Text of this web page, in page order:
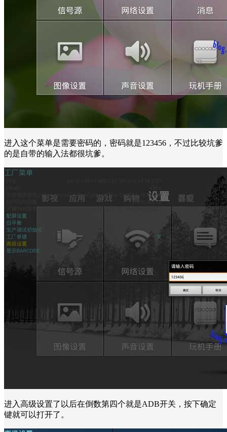
进入这个菜单是需要密码的，密码就是123456，不过比较坑爹
的是自带的输入法都很坑爹。
进入高级设置了以后在倒数第四个就是ADB开关，按下确定
键就可以打开了。